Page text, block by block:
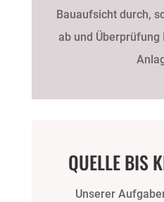
Bauaufsicht durch,
ab und
QUELLE BIS
Unserer